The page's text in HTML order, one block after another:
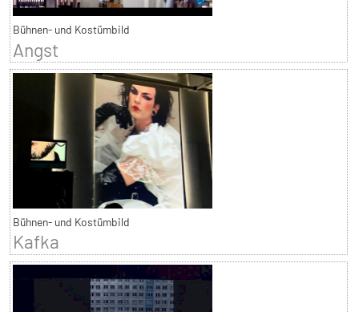
Bühnen- und Kostümbild
Angst
Bühnen- und Kostümbild
Kafka